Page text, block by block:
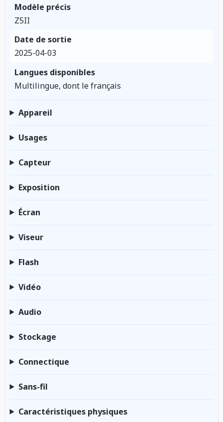
Modèle précis
Z5II
Date de sortie
2025-04-03
Langues disponibles
Multilingue, dont le français
Appareil
Usages
Capteur
Exposition
Écran
Viseur
Flash
Vidéo
Audio
Stockage
Connectique
Sans-fil
Caractéristiques physiques